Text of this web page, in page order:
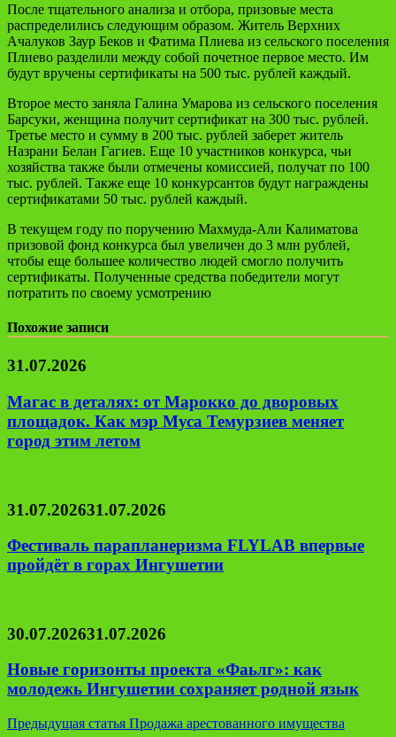
После тщательного анализа и отбора, призовые места
распределились следующим образом. Житель Верхних
Ачалуков Заур Беков и Фатима Плиева из сельского поселения
Плиево разделили между собой почетное первое место. Им
будут вручены сертификаты на 500 тыс. рублей каждый.
Второе место заняла Галина Умарова из сельского поселения
Барсуки, женщина получит сертификат на 300 тыс. рублей.
Третье место и сумму в 200 тыс. рублей заберет житель
Назрани Белан Гагиев. Еще 10 участников конкурса, чьи
хозяйства также были отмечены комиссией, получат по 100
тыс. рублей. Также еще 10 конкурсантов будут награждены
сертификатами 50 тыс. рублей каждый.
В текущем году по поручению Махмуда-Али Калиматова
призовой фонд конкурса был увеличен до 3 млн рублей,
чтобы еще большее количество людей смогло получить
сертификаты. Полученные средства победители могут
потратить по своему усмотрению
Похожие записи
31.07.2026
Магас в деталях: от Марокко до дворовых
площадок. Как мэр Муса Темурзиев меняет
город этим летом
31.07.202631.07.2026
Фестиваль парапланеризма FLYLAB впервые
пройдёт в горах Ингушетии
30.07.202631.07.2026
Новые горизонты проекта «Фаьлг»: как
молодежь Ингушетии сохраняет родной язык
Навигация
Предыдущая статья Продажа арестованного имущества